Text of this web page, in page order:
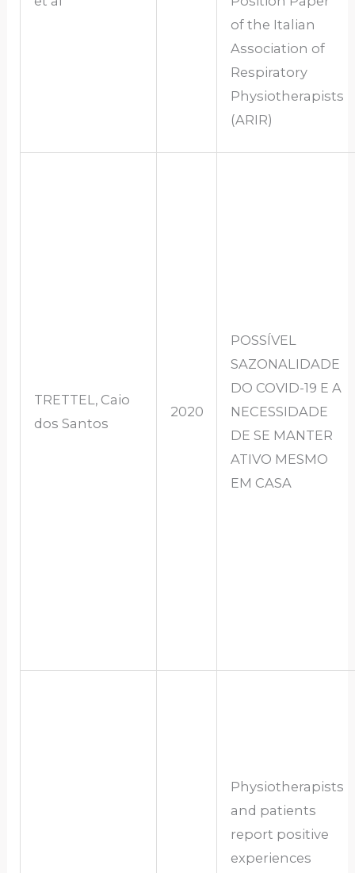
of the Italian
Association of
Respiratory
Physiotherapists
(ARIR)
TRETTEL, Caio
dos Santos
2020
POSSÍVEL
SAZONALIDADE
DO COVID-19 E A
NECESSIDADE
DE SE MANTER
ATIVO MESMO
EM CASA
Physiotherapists
and patients
report positive
experiences